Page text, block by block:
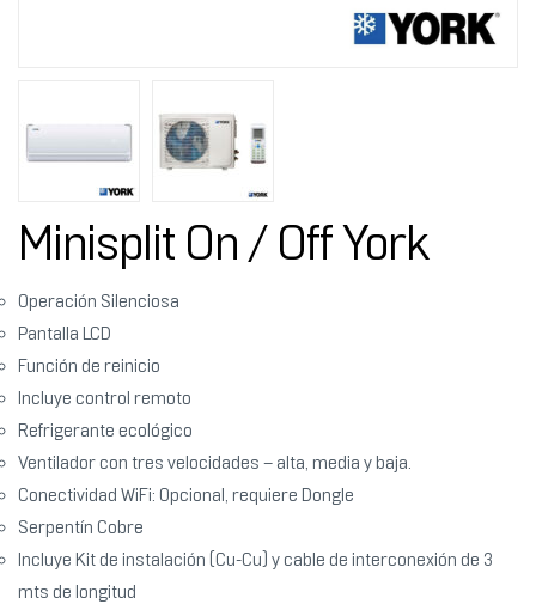
Minisplit On / Off York
Operación Silenciosa
Pantalla LCD
Función de reinicio
Incluye control remoto
Refrigerante ecológico
Ventilador con tres velocidades – alta, media y baja.
Conectividad WiFi: Opcional, requiere Dongle
Serpentín Cobre
Incluye Kit de instalación (Cu-Cu) y cable de interconexión de 3
mts de longitud